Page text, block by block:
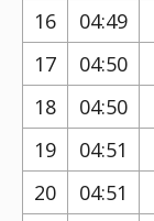
16
04:49
17
04:50
18
04:50
19
04:51
20
04:51